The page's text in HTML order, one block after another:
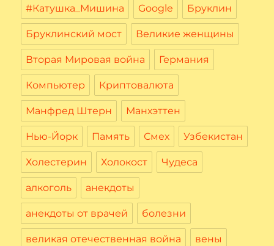
#Катушка_Мишина Google Бруклин
Бруклинский мост Великие женщины
Вторая Мировая война Германия
Компьютер Криптовалюта
Манфред Штерн Манхэттен
Нью-Йорк Память Смех Узбекистан
Холестерин Холокост Чудеса
алкоголь анекдоты
анекдоты от врачей болезни
великая отечественная война вены